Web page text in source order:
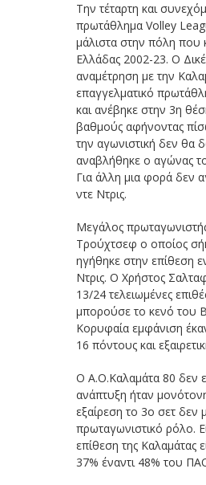
Την τέταρτη και
πρωτάθλημα Volley
μάλιστα στην πόλη που
Ελλάδας 2002-23. Ο
αναμέτρηση με την
επαγγελματικό
και ανέβηκε στην 3η
βαθμούς αφήνοντας
την αγωνιστική δεν θα
αναβλήθηκε ο αγώνας
Για άλλη μια φορά δεν
ντε Ντρις.
Μεγάλος
Τρούχτσεφ ο οποίος
ηγήθηκε στην επίθεση
Ντρις. Ο Χρήστος
13/24 τελειωμένες
μπορούσε το κενό του
Κορυφαία εμφάνιση
16 πόντους και
Ο Α.Ο.Καλαμάτα 80 δεν
ανάπτυξη ήταν
εξαίρεση το 3ο σετ δεν
πρωταγωνιστικό ρόλο.
επίθεση της Καλαμάτας
37% έναντι 48% του